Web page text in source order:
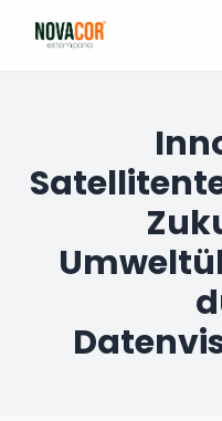
para
Catálogo
Produtos & Serviços
Portfólio